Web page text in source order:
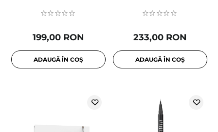
199,00 RON
ADAUGĂ ÎN COȘ
233,00 RON
ADAUGĂ ÎN COȘ